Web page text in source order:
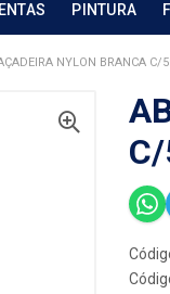
PINTURA
NYLON BRANCA